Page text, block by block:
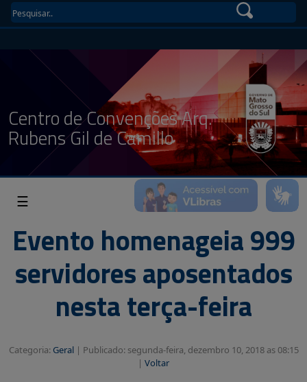
Centro de Convenções Arq.
Rubens Gil de Camillo
☰
Evento homenageia 999
servidores aposentados
nesta terça-feira
Categoria: Geral| Publicado: segunda-feira, dezembro 10, 2018 as 08:15
| Voltar